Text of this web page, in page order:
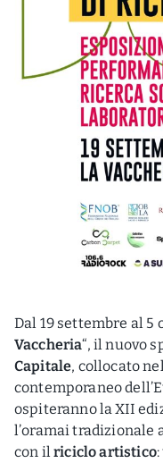
Dal 19 settembre al 5
Vaccheria“, il nuovo
Capitale, collocato
contemporaneo
ospiteranno la XII
l’oramai
con ilriciclo artistico